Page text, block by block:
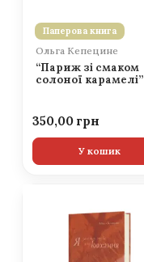
Паперова книга
Ольга Кепецине
“Париж зі смаком
солоної карамелі”
350,00
У кошик